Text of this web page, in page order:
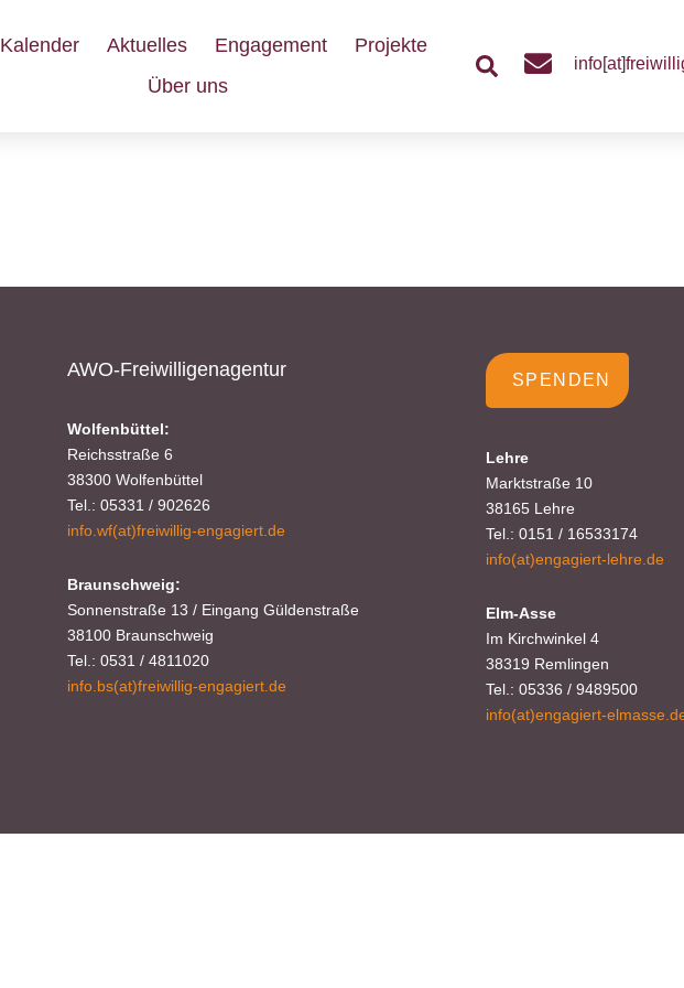
Kalender Aktuelles Engagement
Projekte
Über uns
AWO-Freiwilligenagentur
Wolfenbüttel:
Reichsstraße 6
38300 Wolfenbüttel
Tel.: 05331 / 902626
info.wf(at)freiwillig-engagiert.de
Braunschweig:
Sonnenstraße 13 / Eingang Güldenstraße
38100 Braunschweig
Tel.: 0531 / 4811020
info.bs(at)freiwillig-engagiert.de
SPENDEN
Lehre
Marktstraße 10
38165 Lehre
Tel.: 0151 / 16533174
info(at)engagiert-lehre.de
Elm-Asse
Im Kirchwinkel 4
38319 Remlingen
Tel.: 05336 / 9489500
info(at)engagiert-
Spenden
Wenn Sie uns Spenden zukommen lassen möchten,
nutzen Sie bitte diese Kontodaten:
Inhaber: AWO-Freiwilligenagentur
BIC: NOLADE2HXXX
Wir können Ihnen auf Wunsch auch eine Spendenquittung